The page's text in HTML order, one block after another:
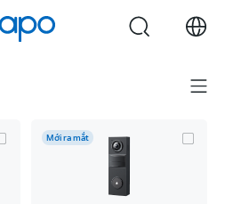
search
Menu
Mới ra mắt